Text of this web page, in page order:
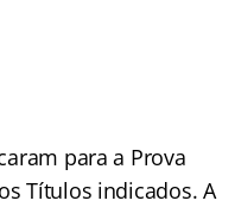
para a Prova
Títulos indicados. A